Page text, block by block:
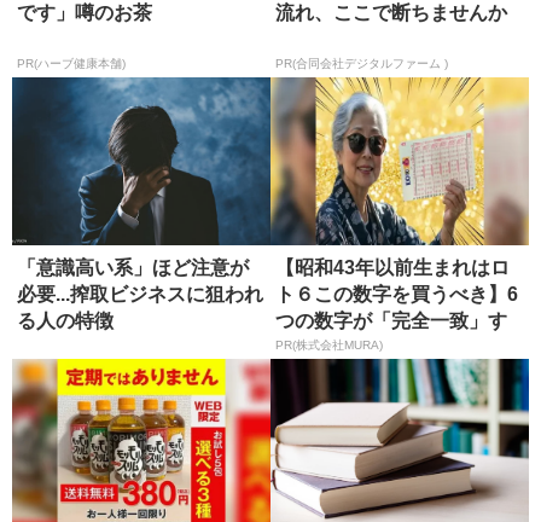
です」噂のお茶
PR(ハーブ健康本舗)
流れ、ここで断ちませんか
PR(合同会社デジタルファーム )
「意識高い系」ほど注意が
必要...搾取ビジネスに狙われ
る人の特徴
【昭和43年以前生まれはロ
ト６この数字を買うべき】6
つの数字が「完全一致」す
る方...
PR(株式会社MURA)